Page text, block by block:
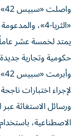
يمتد لخمسة عشر
حكومية وتجارية جديدة
لإجراء اختبارات
ورسائل الاستغاثة عبر